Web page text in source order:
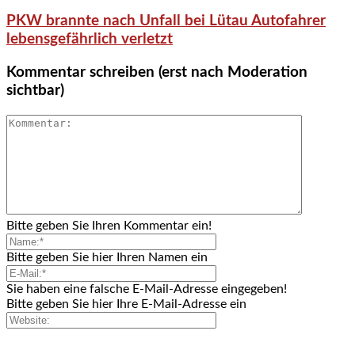
PKW brannte nach Unfall bei Lütau Autofahrer
lebensgefährlich verletzt
Kommentar schreiben (erst nach Moderation
sichtbar)
Bitte geben Sie Ihren Kommentar ein!
Bitte geben Sie hier Ihren Namen ein
Sie haben eine falsche E-Mail-Adresse eingegeben!
Bitte geben Sie hier Ihre E-Mail-Adresse ein